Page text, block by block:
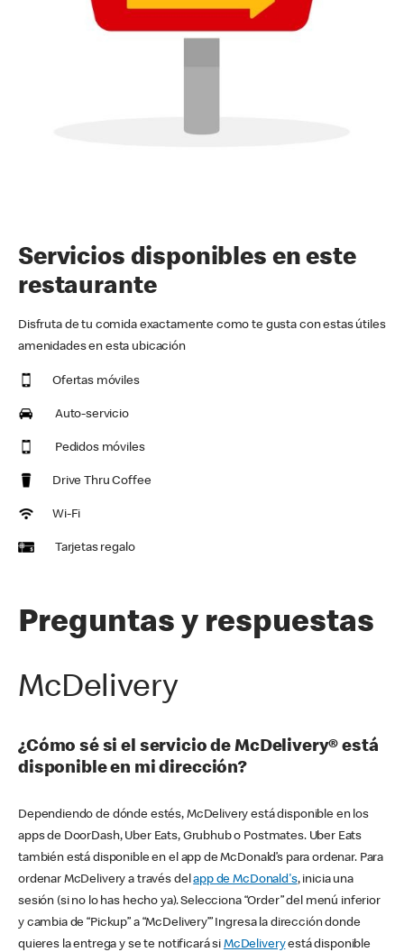
Servicios disponibles en este
restaurante
Disfruta de tu comida exactamente como te gusta con estas útiles
amenidades en esta ubicación
Ofertas móviles
Auto-servicio
Pedidos móviles
Drive Thru Coffee
Wi-Fi
Tarjetas regalo
Preguntas y respuestas
McDelivery
¿Cómo sé si el servicio de McDelivery® está
disponible en mi dirección?
Dependiendo de dónde estés, McDelivery está disponible en los
apps de DoorDash, Uber Eats, Grubhub o Postmates. Uber Eats
también está disponible en el app de McDonald’s para ordenar. Para
ordenar McDelivery a través delapp de McDonald's, inicia una
sesión (si no lo has hecho ya). Selecciona “Order” del menú inferior
y cambia de “Pickup” a “McDelivery’” Ingresa la dirección donde
quieres la entrega y se te notificará si McDeliveryestá disponible